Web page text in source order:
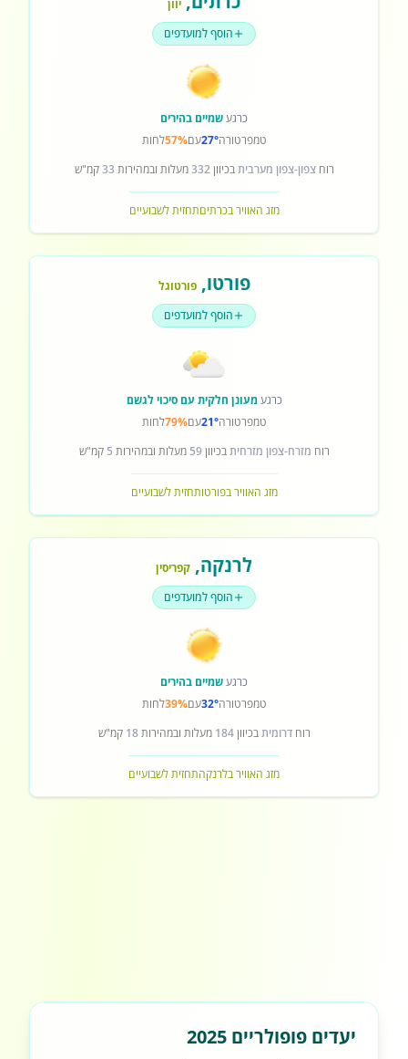
יוון
הוסף למועדפים
כרגעשמיים בהירים
טמפרטורה27°עם57%לחות
רוחצפון-צפון מערביתבכיוון332מעלות ובמהירות 33קמ"ש
מזג האוויר בכרתיםתחזית לשבועיים
פורטו,פורטוגל
הוסף למועדפים
כרגעמעונן חלקית עם סיכוי לגשם
טמפרטורה21°עם79%לחות
רוח מזרח-צפון מזרחיתבכיוון59 מעלות ובמהירות 5 קמ"ש
מזג האוויר בפורטותחזית לשבועיים
לרנקה, קפריסין
הוסף למועדפים
כרגעשמיים בהירים
טמפרטורה32°עם39%לחות
רוחדרומיתבכיוון184 מעלות ובמהירות18 קמ"ש
מזג האוויר בלרנקהתחזית לשבועיים
יעדים פופולריים 2025